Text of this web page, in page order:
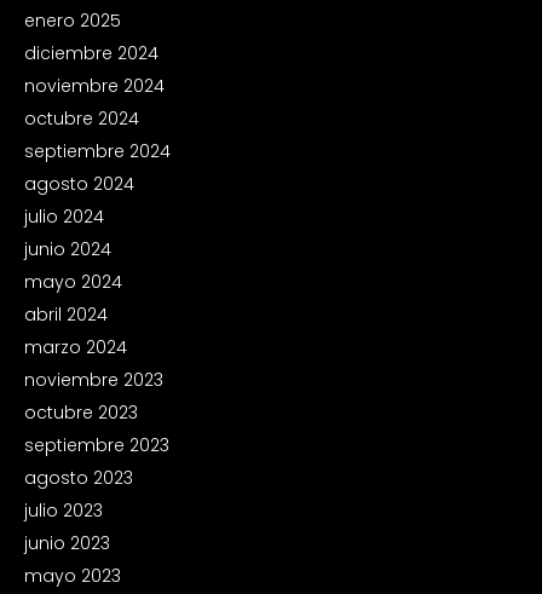
enero 2025
diciembre 2024
noviembre 2024
octubre 2024
septiembre 2024
agosto 2024
julio 2024
junio 2024
mayo 2024
abril 2024
marzo 2024
noviembre 2023
octubre 2023
septiembre 2023
agosto 2023
julio 2023
junio 2023
mayo 2023